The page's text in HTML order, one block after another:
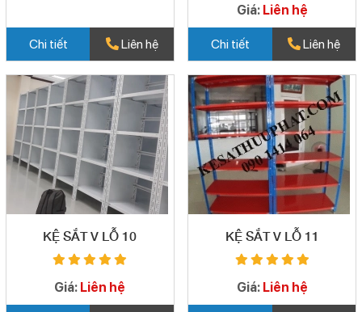
Chi tiết Liên hệ
Giá: Liên hệ
Chi tiết Liên hệ
KỆ SẮT V LỖ 10
Giá: Liên hệ
KỆ SẮT V LỖ 11
Giá: Liên hệ